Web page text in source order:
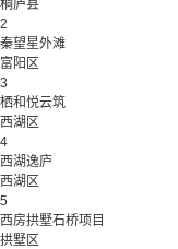
桐庐县
2
秦望星外滩
富阳区
3
栖和悦云筑
西湖区
4
西湖逸庐
西湖区
5
西房拱墅石桥项目
拱墅区